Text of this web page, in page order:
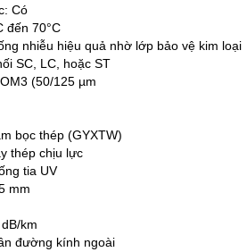
Có
đến 70°C
nhiễu hiệu quả nhờ lớp bảo vệ kim loại
SC, LC, hoặc ST
(50/125 µm
bọc thép (GYXTW)
thép chịu lực
tia UV
mm
km
đường kính ngoài